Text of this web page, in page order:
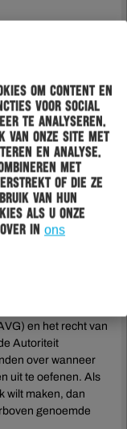
om content en
voor social
te analyseren.
van onze site met
en analyse.
met
of die ze
van hun
als u onze
in ons
goede
aan haar door
Almelo treft dan
maatregelen
te
de AVG zo goed
heeft het recht om
en rectificatie
18 AVG). Onder
en het recht van
Autoriteit
over wanneer
uit te oefenen. Als
wilt maken, dan
genoemde